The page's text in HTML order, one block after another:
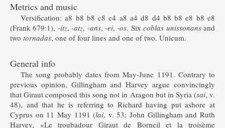
Metrics and music
Versification: a8 b8 b8 c8 c4 a8 a4 d8 d4 b8 b8 e8 b8 e8
(Frank 679:1), -itz,-atz, -ans,-ei,-os. Sixcoblas unissonansand
two tornadas, one of four lines and one of two. Unicum.
General info
The song probably dates from May-June 1191. Contrary to
previous opinion, Gillingham and Harvey argue convincingly
that Giraut composed this song not in Aragon but in Syria (sai, v.
48), and that he is referring to Richard having put ashore at
Cyprus on 11 May 1191 (lai, v. 53; John Gillingham and Ruth
Harvey, «Le troubadour Giraut de Borneil et la troisème